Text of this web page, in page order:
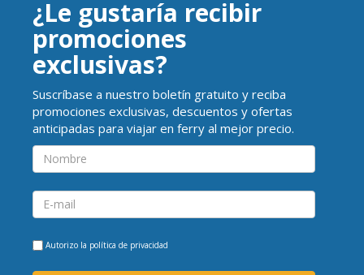
¿Le gustaría recibir
promociones
exclusivas?
Suscríbase a nuestro boletín gratuito y reciba
promociones exclusivas, descuentos y ofertas
anticipadas para viajar en ferry al mejor precio.
Autorizo la política de privacidad